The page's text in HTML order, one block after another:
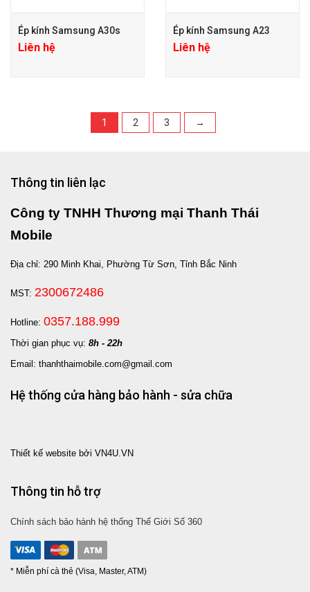
Ép kính Samsung A30s
Liên hệ
Ép kính Samsung A23
Liên hệ
1 2 3 →
Thông tin liên lạc
Công ty TNHH Thương mại Thanh Thái
Mobile
Địa chỉ: 290 Minh Khai, Phường Từ Sơn, Tỉnh Bắc Ninh
MST: 2300672486
Hotline: 0357.188.999
Thời gian phục vụ: 8h - 22h
Email: thanhthaimobile.com@gmail.com
Hệ thống cửa hàng bảo hành - sửa chữa
Thiết kế website bởi VN4U.VN
Thông tin hỗ trợ
Chính sách bảo hành hệ thống Thế Giới Số 360
* Miễn phí cà thẻ (Visa, Master, ATM)